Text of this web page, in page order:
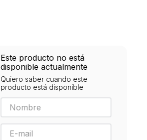
Este producto no está
disponible actualmente
Quiero saber cuando este
producto está disponible